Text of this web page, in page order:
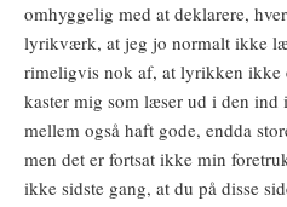
omhyggelig med at deklarere,
lyrikværk, at jeg jo normalt ikke
rimeligvis nok af, at lyrikken ikke
kaster mig som læser ud i den
mellem også haft gode, endda
men det er fortsat ikke min
ikke sidste gang, at du på disse